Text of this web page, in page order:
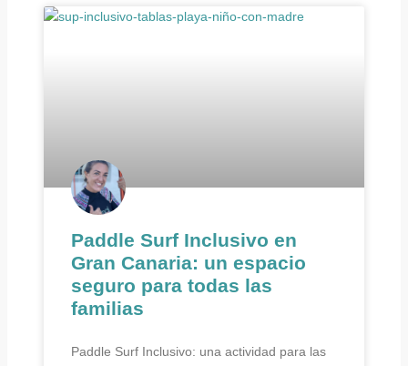
Paddle Surf Inclusivo en
Gran Canaria: un espacio
seguro para todas las
familias
Paddle Surf Inclusivo: una actividad para las